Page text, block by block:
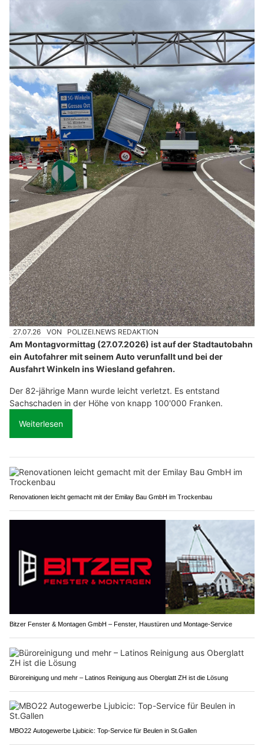
27.07.26 VON POLIZEI.NEWS REDAKTION
Am Montagvormittag (27.07.2026) ist auf der Stadtautobahn
ein Autofahrer mit seinem Auto verunfallt und bei der
Ausfahrt Winkeln ins Wiesland gefahren.
Der 82-jährige Mann wurde leicht verletzt. Es entstand
Sachschaden in der Höhe von knapp 100'000 Franken.
Weiterlesen
Renovationen leicht gemacht mit der Emilay Bau GmbH im Trockenbau
Bitzer Fenster & Montagen GmbH – Fenster, Haustüren und Montage-Service
Büroreinigung und mehr – Latinos Reinigung aus Oberglatt ZH ist die Lösung
MBO22 Autogewerbe Ljubicic: Top-Service für Beulen in St.Gallen